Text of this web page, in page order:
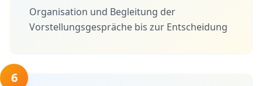
Organisation und Begleitung der
Vorstellungsgespräche bis zur Entscheidung
6